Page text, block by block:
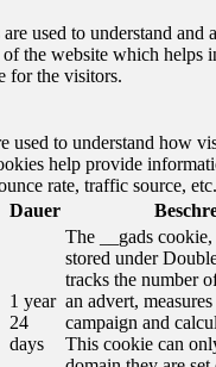
used to understand and
the website which helps
for the visitors.
used to understand how
help provide
rate, traffic source, etc.
Dauer
1 year
24
days
The __gads
stored under
tracks the number
an advert,
campaign and
This cookie can